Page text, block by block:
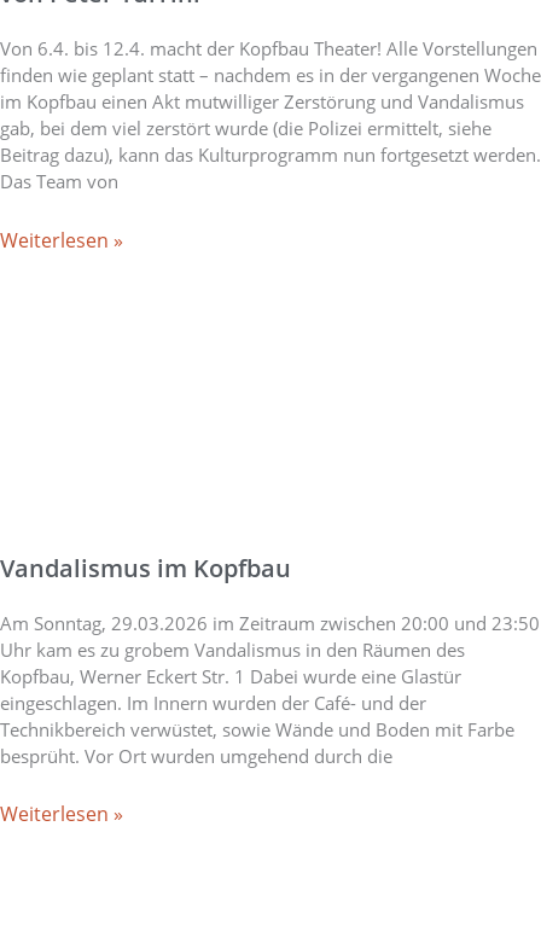
Von 6.4. bis 12.4. macht der Kopfbau Theater! Alle Vorstellungen
finden wie geplant statt – nachdem es in der vergangenen Woche
im Kopfbau einen Akt mutwilliger Zerstörung und Vandalismus
gab, bei dem viel zerstört wurde (die Polizei ermittelt, siehe
Beitrag dazu), kann das Kulturprogramm nun fortgesetzt werden.
Das Team von
Weiterlesen »
Vandalismus im Kopfbau
Am Sonntag, 29.03.2026 im Zeitraum zwischen 20:00 und 23:50
Uhr kam es zu grobem Vandalismus in den Räumen des
Kopfbau, Werner Eckert Str. 1 Dabei wurde eine Glastür
eingeschlagen. Im Innern wurden der Café- und der
Technikbereich verwüstet, sowie Wände und Boden mit Farbe
besprüht. Vor Ort wurden umgehend durch die
Weiterlesen »